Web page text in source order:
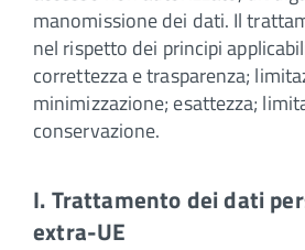
manomissione dei dati. Il
nel rispetto dei principi
correttezza e trasparenza;
minimizzazione; esattezza;
conservazione.
I. Trattamento dei dati
extra-UE